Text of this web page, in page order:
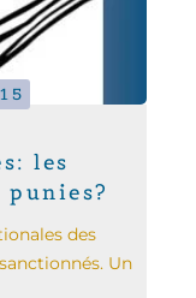
les
des
Un